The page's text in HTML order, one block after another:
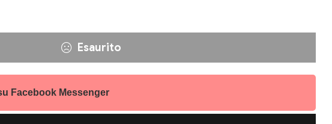
Esaurito
Facebook Messenger